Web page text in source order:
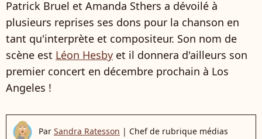
Patrick Bruel et Amanda Sthers a dévoilé à
plusieurs reprises ses dons pour la chanson en
tant qu'interprète et compositeur. Son nom de
scène est Léon Hesby et il donnera d'ailleurs son
premier concert en décembre prochain à Los
Angeles !
Par Sandra Ratesson | Chef de rubrique médias